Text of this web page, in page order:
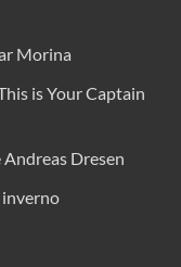
Morina
is Your Captain
Dresen
inverno